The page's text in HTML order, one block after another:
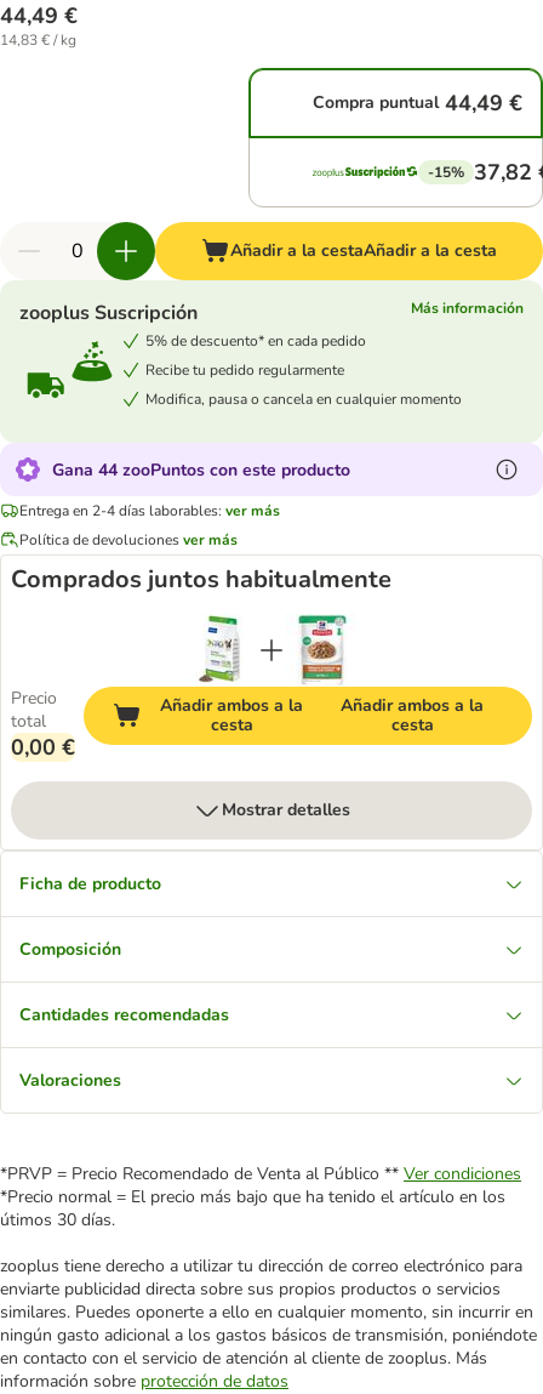
44,49 €
14,83 € / kg
Compra puntual 44,49 €
-15% 37,82
Añadir a la cestaAñadir a la cesta
zooplus Suscripción
Más información
5% de descuento* en cada pedido
Recibe tu pedido regularmente
Modifica, pausa o cancela en cualquier momento
Gana 44 zooPuntos con este producto
Entrega en 2-4 días laborables: ver más
Política de devolucionesver más
Comprados juntos habitualmente
Precio
total
0,00 €
Añadir ambos a la
cesta
Añadir ambos a la
cesta
Mostrar detalles
Ficha de producto
Composición
Cantidades recomendadas
Valoraciones
*PRVP = Precio Recomendado de Venta al Público ** Ver condiciones
*Precio normal = El precio más bajo que ha tenido el artículo en los
útimos 30 días.
zooplus tiene derecho a utilizar tu dirección de correo electrónico para
enviarte publicidad directa sobre sus propios productos o servicios
similares. Puedes oponerte a ello en cualquier momento, sin incurrir en
ningún gasto adicional a los gastos básicos de transmisión, poniéndote
en contacto con el servicio de atención al cliente de zooplus. Más
información sobre protección de datos